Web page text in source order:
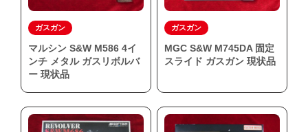
ガスガン
マルシン S&W M586 4イ
ンチ メタル ガスリボルバ
ー 現状品
ガスガン
MGC S&W M745DA 固定
スライド ガスガン 現状品